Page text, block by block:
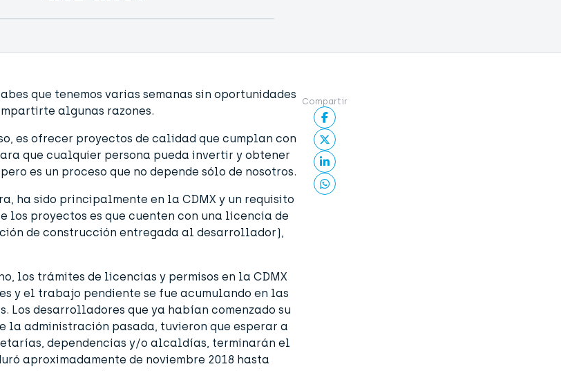
Compartir
que tenemos varias semanas sin oportunidades
algunas razones.
es ofrecer proyectos de calidad que cumplan con
que cualquier persona pueda invertir y obtener
es un proceso que no depende sólo de nosotros.
ha sido principalmente en la CDMX y un requisito
los proyectos es que cuenten con una licencia de
de construcción entregada al desarrollador),
los trámites de licencias y permisos en la CDMX
y el trabajo pendiente se fue acumulando en las
Los desarrolladores que ya habían comenzado su
la administración pasada, tuvieron que esperar a
dependencias y/o alcaldías, terminarán el
aproximadamente de noviembre 2018 hasta